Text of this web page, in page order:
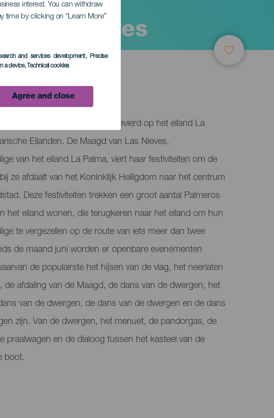
interest. You can withdraw
time by clicking on “Learn More”
and services development, Precise
a device, Technical cookies
Agree and close
Las Nieves
de La Palma
de Bajada de La Virgen gevierd op het eiland La
Eilanden. De Maagd van Las Nieves,
van het eiland La Palma, viert haar festiviteiten om de
ze afdaalt van het Koninklijk Heiligdom naar het centrum
Deze festiviteiten trekken een groot aantal Palmeros
het eiland wonen, die terugkeren naar het eiland om hun
te vergezellen op de route van iets meer dan twee
de maand juni worden er openbare evenementen
de populairste het hijsen van de vlag, het neerlaten
de afdaling van de Maagd, de dans van de dwergen, het
van de dwergen, de dans van de dwergen en de dans
zijn. Van de dwergen, het menuet, de pandorgas, de
praalwagen en de dialoog tussen het kasteel van de
boot.